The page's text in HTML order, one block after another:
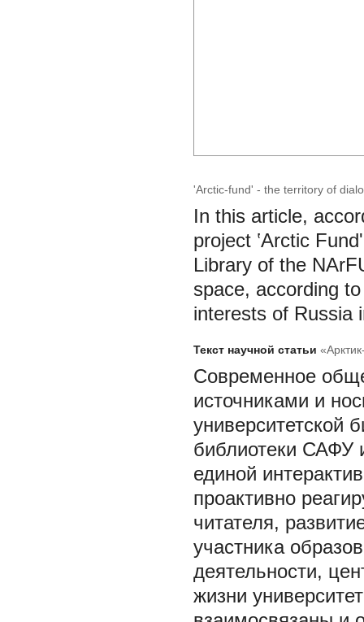
'Arctic-fund' - the territory of
In this article,
project ‛Arctic
Library of the
space, according
interests of Russia
Текст научной статьи
Современное
источниками и
университетской
библиотеки
единой
проактивно
читателя,
участника
деятельности,
жизни